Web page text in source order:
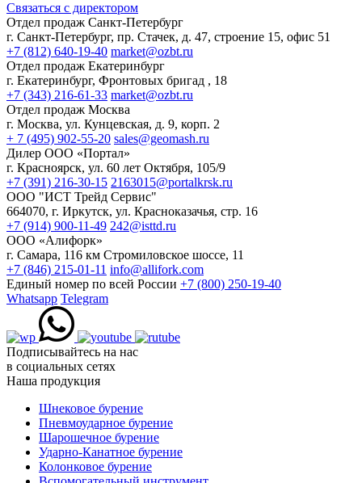
Связаться с директором
Отдел продаж Санкт-Петербург
г. Санкт-Петербург, пр. Стачек, д. 47, строение 15, офис 51
+7 (812) 640-19-40 market@ozbt.ru
Отдел продаж Екатеринбург
г. Екатеринбург, Фронтовых бригад , 18
+7 (343) 216-61-33 market@ozbt.ru
Отдел продаж Москва
г. Москва, ул. Кунцевская, д. 9, корп. 2
+ 7 (495) 902-55-20 sales@geomash.ru
Дилер ООО «Портал»
г. Красноярск, ул. 60 лет Октября, 105/9
+7 (391) 216-30-15 2163015@portalkrsk.ru
ООО "ИСТ Трейд Сервис"
664070, г. Иркутск, ул. Красноказачья, стр. 16
+7 (914) 900-11-49 242@isttd.ru
ООО «Алифорк»
г. Самара, 116 км Стромиловское шоссе, 11
+7 (846) 215-01-11 info@allifork.com
Единый номер по всей России +7 (800) 250-19-40
Whatsapp Telegram
Подписывайтесь на нас
в социальных сетях
Наша продукция
Шнековое бурение
Пневмоударное бурение
Шарошечное бурение
Ударно-Канатное бурение
Колонковое бурение